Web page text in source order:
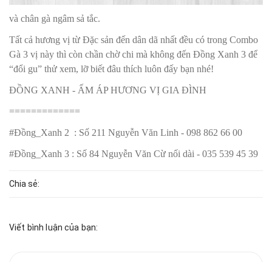
và chân gà ngâm sả tắc.
Tất cả hương vị từ Đặc sản đến dân dã nhất đều có trong Combo
Gà 3 vị này thì còn chần chờ chi mà không đến Đồng Xanh 3 để
“đổi gu” thử xem, lỡ biết đâu thích luôn đấy bạn nhé!
ĐỒNG XANH - ẤM ÁP HƯƠNG VỊ GIA ĐÌNH
=============
#Đồng_Xanh 2 : Số 211 Nguyễn Văn Linh - 098 862 66 00
#Đồng_Xanh 3 : Số 84 Nguyễn Văn Cừ nối dài - 035 539 45 39
Chia sẻ:
Viết bình luận của bạn: